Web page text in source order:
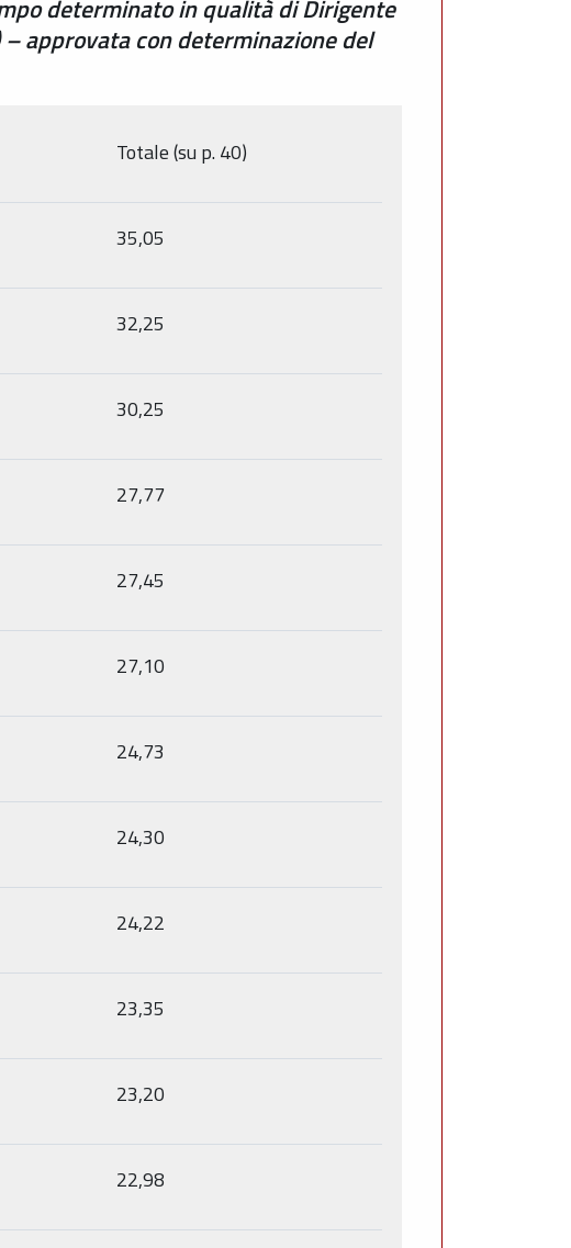
determinato in qualità di Dirigente
approvata con determinazione del
Totale (su p. 40)
35,05
32,25
30,25
27,77
27,45
27,10
24,73
24,30
24,22
23,35
23,20
22,98